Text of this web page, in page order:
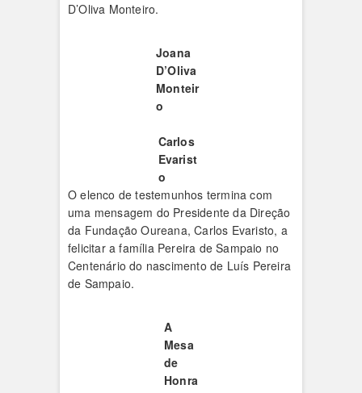
D’Oliva Monteiro.
Joana
D’Oliva
Monteir
o
Carlos
Evarist
o
O elenco de testemunhos termina com
uma mensagem do Presidente da Direção
da Fundação Oureana, Carlos Evaristo, a
felicitar a família Pereira de Sampaio no
Centenário do nascimento de Luís Pereira
de Sampaio.
A
Mesa
de
Honra